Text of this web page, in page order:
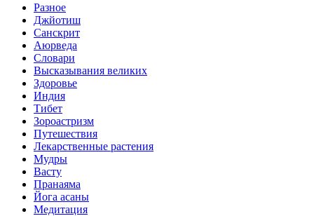
Разное
Джйотиш
Санскрит
Аюрведа
Словари
Высказывания великих
Здоровье
Индия
Тибет
Зороастризм
Путешествия
Лекарственные растения
Мудры
Васту
Пранаяма
Йога асаны
Медитация